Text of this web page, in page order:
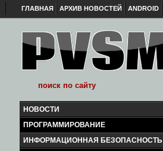
ГЛАВНАЯ АРХИВ НОВОСТЕЙ ANDROID
НОВОСТИ
ПРОГРАММИРОВАНИЕ
ИНФОРМАЦИОННАЯ БЕЗОПАСНОСТЬ